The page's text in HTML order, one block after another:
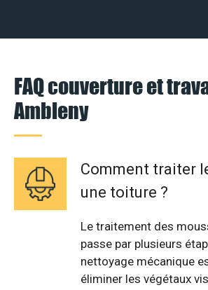
FAQ couverture et
Ambleny
Comment traiter
une toiture ?
Le traitement des
passe par plusieurs
nettoyage mécanique
éliminer les végétaux